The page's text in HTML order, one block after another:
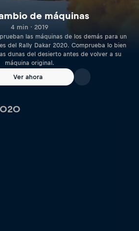
de máquinas
4 min · 2019
las máquinas de los demás para un
del Rally Dakar 2020. Comprueba lo bien
dunas del desierto antes de volver a su
máquina original.
Ver ahora